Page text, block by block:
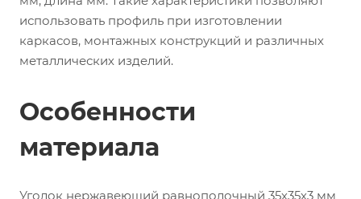
использовать профиль при изготовлении
каркасов, монтажных конструкций и различных
металлических изделий.
Особенности
материала
Уголок нержавеющий равнополочный 35х35х3 мм